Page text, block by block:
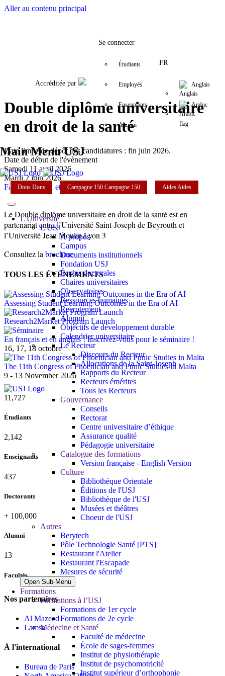
Aller au contenu principal
FacebookTwitter
Accréditée par
Se connecter
Étudiants
Employés
Enseignants
Alumni
FR
Anglais
Arabic
Main Menu USJ
Dons Dons Campagne 150 Campagne 150 AidesAides
L'Université
L'USJ
À propos
Campus
Documents institutionnels
Fondation USJ
Écoles doctorales
Chaires universitaires
Observatoires
Ressources humaines
Recrutement
Alumni
Objectifs de développement durable
Calendrier universitaire
Le Recteur
Discours du Recteur
Allocutions de la Saint-Joseph
Rapports du Recteur
Recteurs émérites
Tous les Recteurs
Gouvernance
Conseils
Rectorat
Centre universitaire d’éthique
Assurance qualité
Pédagogie universitaire
Catalogue des formations
Version française - English Version
Culture
Bibliothèque Orientale
Éditions de l'USJ
Bibliothèque de l'USJ
Musées et théâtres
Choeur de l'USJ
Autres
Berytech
Pôle Technologie Santé [PTS]
Restaurant l'Atelier
Restaurant l'Escapade
Mesures de sécurité
Open Sub-Menu
Formations
Formations à l’USJ
Formations de 1er cycle
Formations de 2e cycle
Médecine et Santé
Faculté de médecine
École de sages-femmes
Institut de physiothérapie
Institut de psychomotricité
Institut supérieur d’orthophonie
Double diplôme universitaire
en droit de la santé
Date limite de dépôt des candidatures : fin juin 2026.
Date de début de l'évènement
Samedi 11 avril 2026
Mardi 2 juin 2026
Faculté de droit et des sciences politiques
Le Double diplôme universitaire en droit de la santé est en
partenariat entre l’Université Saint-Joseph de Beyrouth et
l’Université Jean Moulin Lyon 3
Consultez labrochure
TOUS LES ÉVÉNEMENTS
Assessing Student Learning Outcomes in the Era of AI
Research2Market Program Launch
En français et en anglais ! Inscrivez-vous pour le séminaire !
16, 17, 18 octobre
The 11th Congress of Phoenician and Punic Studies in Malta
9 - 13 November 2026
11,727
Étudiants
2,142
Enseignants
437
Doctorants
+ 100,000
Alumni
13
Facultés
Nos partenaires
Al Mazeed
Lamsa
À l'international
Bureau de Paris